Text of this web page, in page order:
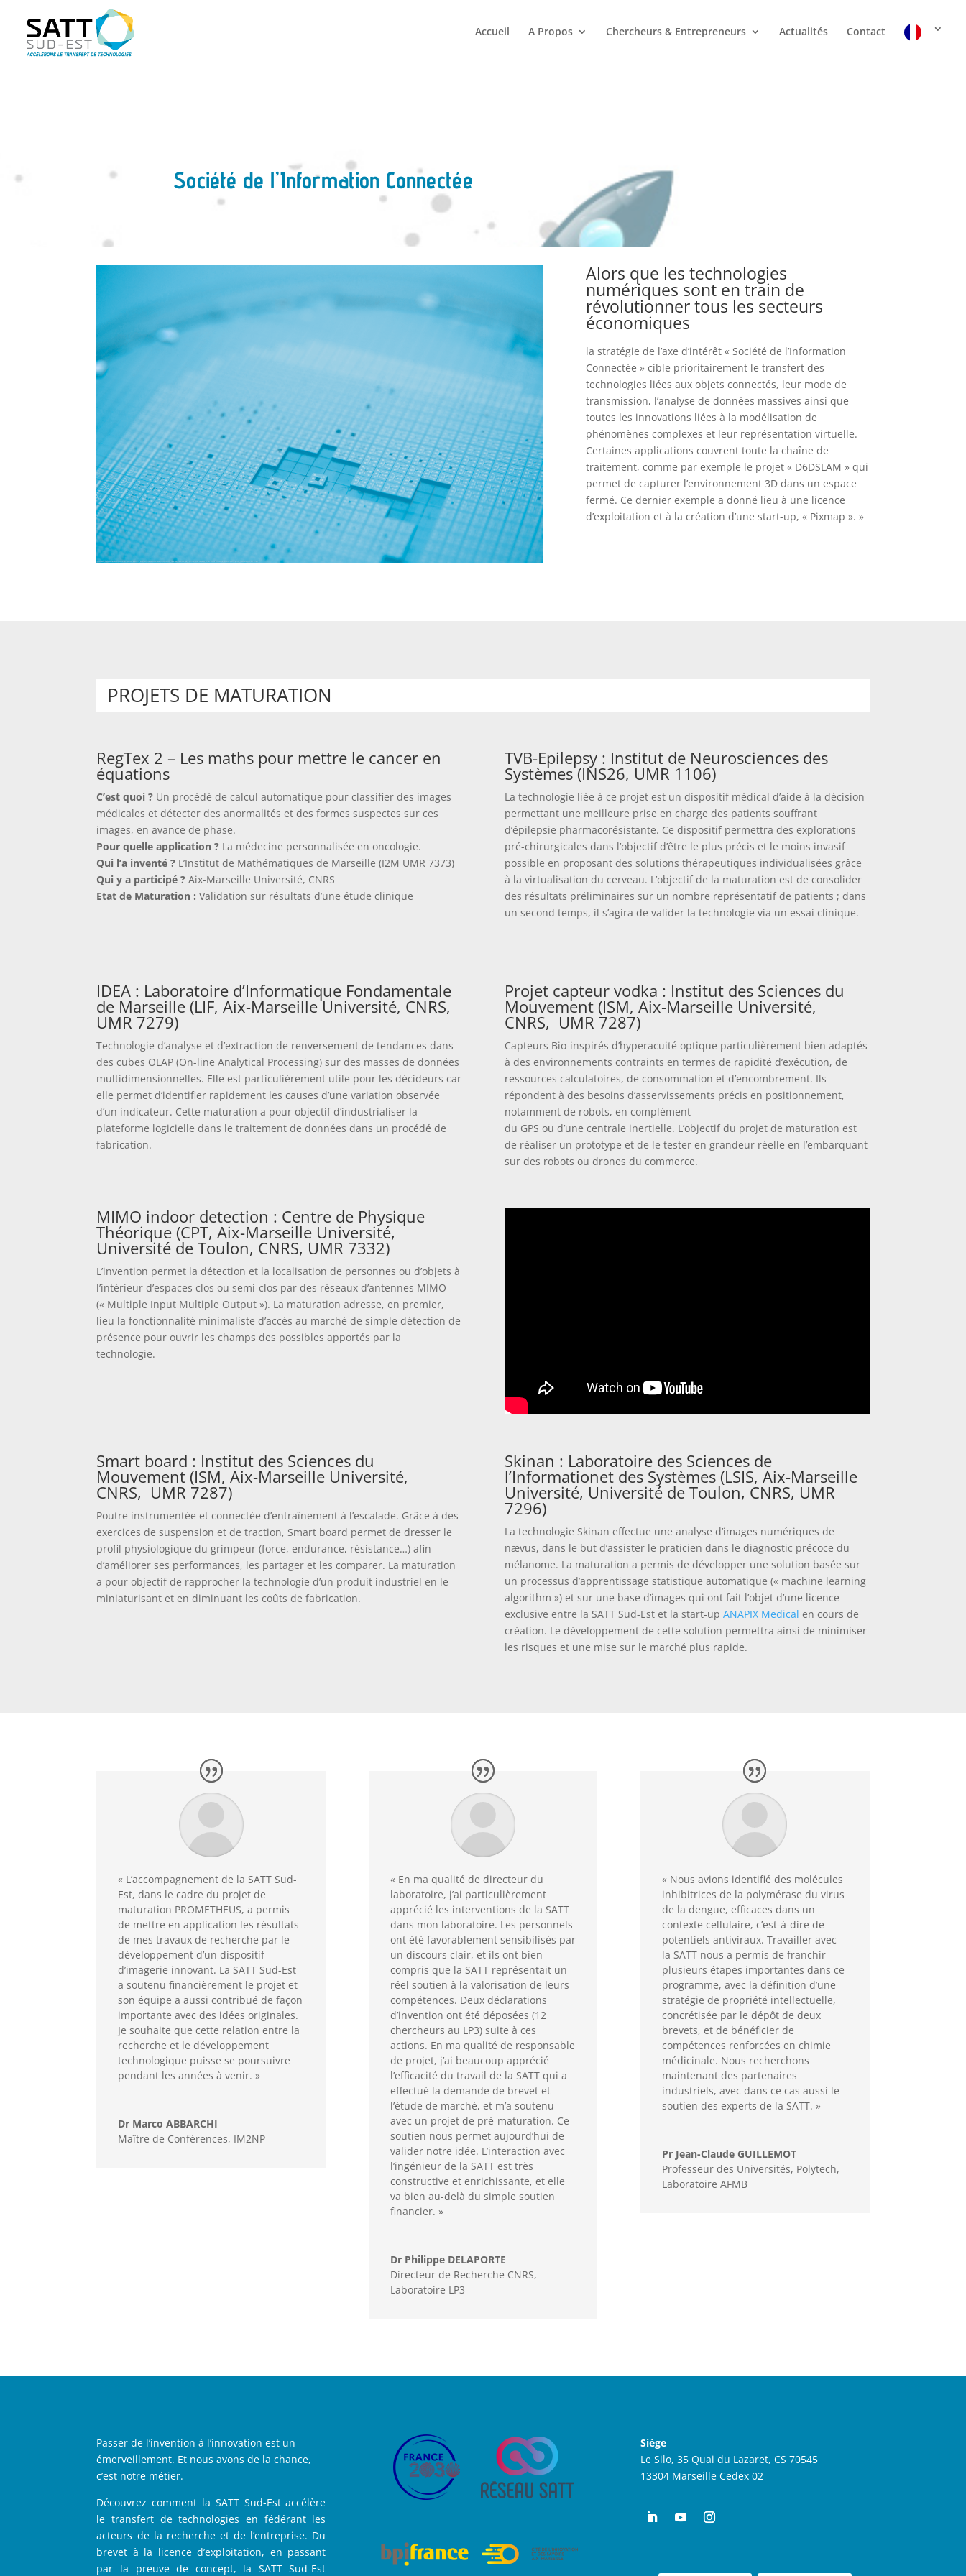
Accueil A Propos Chercheurs & Entrepreneurs Actualités Contact
Société de l’Information Connectée
Alors que les technologies
numériques sont en train de
révolutionner tous les secteurs
économiques
la stratégie de l’axe d’intérêt « Société de l’Information
Connectée » cible prioritairement le transfert des
technologies liées aux objets connectés, leur mode de
transmission, l’analyse de données massives ainsi que
toutes les innovations liées à la modélisation de
phénomènes complexes et leur représentation virtuelle.
Certaines applications couvrent toute la chaîne de
traitement, comme par exemple le projet « D6DSLAM » qui
permet de capturer l’environnement 3D dans un espace
fermé. Ce dernier exemple a donné lieu à une licence
d’exploitation et à la création d’une start-up, « Pixmap ». »
PROJETS DE MATURATION
RegTex 2 – Les maths pour mettre le cancer en
équations
C’est quoi ? Un procédé de calcul automatique pour classifier des images
médicales et détecter des anormalités et des formes suspectes sur ces
images, en avance de phase.
Pour quelle application ? La médecine personnalisée en oncologie.
Qui l’a inventé ? L’Institut de Mathématiques de Marseille (I2M UMR 7373)
Qui y a participé ? Aix-Marseille Université, CNRS
Etat de Maturation : Validation sur résultats d’une étude clinique
TVB-Epilepsy : Institut de Neurosciences des
Systèmes (INS26, UMR 1106)
La technologie liée à ce projet est un dispositif médical d’aide à la décision
permettant une meilleure prise en charge des patients souffrant
d’épilepsie pharmacorésistante. Ce dispositif permettra des explorations
pré-chirurgicales dans l’objectif d’être le plus précis et le moins invasif
possible en proposant des solutions thérapeutiques individualisées grâce
à la virtualisation du cerveau. L’objectif de la maturation est de consolider
des résultats préliminaires sur un nombre représentatif de patients ; dans
un second temps, il s’agira de valider la technologie via un essai clinique.
IDEA : Laboratoire d’Informatique Fondamentale
de Marseille (LIF, Aix-Marseille Université, CNRS,
UMR 7279)
Technologie d’analyse et d’extraction de renversement de tendances dans
des cubes OLAP (On-line Analytical Processing) sur des masses de données
multidimensionnelles. Elle est particulièrement utile pour les décideurs car
elle permet d’identifier rapidement les causes d’une variation observée
d’un indicateur. Cette maturation a pour objectif d’industrialiser la
plateforme logicielle dans le traitement de données dans un procédé de
fabrication.
Projet capteur vodka : Institut des Sciences du
Mouvement (ISM, Aix-Marseille Université,
CNRS, UMR 7287)
Capteurs Bio-inspirés d’hyperacuité optique particulièrement bien adaptés
à des environnements contraints en termes de rapidité d’exécution, de
ressources calculatoires, de consommation et d’encombrement. Ils
répondent à des besoins d’asservissements précis en positionnement,
notamment de robots, en complément
du GPS ou d’une centrale inertielle. L’objectif du projet de maturation est
de réaliser un prototype et de le tester en grandeur réelle en l’embarquant
sur des robots ou drones du commerce.
MIMO indoor detection : Centre de Physique
Théorique (CPT, Aix-Marseille Université,
Université de Toulon, CNRS, UMR 7332)
L’invention permet la détection et la localisation de personnes ou d’objets à
l’intérieur d’espaces clos ou semi-clos par des réseaux d’antennes MIMO
(« Multiple Input Multiple Output »). La maturation adresse, en premier,
lieu la fonctionnalité minimaliste d’accès au marché de simple détection de
présence pour ouvrir les champs des possibles apportés par la
technologie.
Smart board : Institut des Sciences du
Mouvement (ISM, Aix-Marseille Université,
CNRS, UMR 7287)
Poutre instrumentée et connectée d’entraînement à l’escalade. Grâce à des
exercices de suspension et de traction, Smart board permet de dresser le
profil physiologique du grimpeur (force, endurance, résistance…) afin
d’améliorer ses performances, les partager et les comparer. La maturation
a pour objectif de rapprocher la technologie d’un produit industriel en le
miniaturisant et en diminuant les coûts de fabrication.
Skinan : Laboratoire des Sciences de
l’Informationet des Systèmes (LSIS, Aix-Marseille
Université, Université de Toulon, CNRS, UMR
7296)
La technologie Skinan effectue une analyse d’images numériques de
nævus, dans le but d’assister le praticien dans le diagnostic précoce du
mélanome. La maturation a permis de développer une solution basée sur
un processus d’apprentissage statistique automatique (« machine learning
algorithm ») et sur une base d’images qui ont fait l’objet d’une licence
exclusive entre la SATT Sud-Est et la start-up ANAPIX Medical en cours de
création. Le développement de cette solution permettra ainsi de minimiser
les risques et une mise sur le marché plus rapide.
« L’accompagnement de la SATT Sud-
Est, dans le cadre du projet de
maturation PROMETHEUS, a permis
de mettre en application les résultats
de mes travaux de recherche par le
développement d’un dispositif
d’imagerie innovant. La SATT Sud-Est
a soutenu financièrement le projet et
son équipe a aussi contribué de façon
importante avec des idées originales.
Je souhaite que cette relation entre la
recherche et le développement
technologique puisse se poursuivre
pendant les années à venir. »
Dr Marco ABBARCHI
Maître de Conférences, IM2NP
« En ma qualité de directeur du
laboratoire, j’ai particulièrement
apprécié les interventions de la SATT
dans mon laboratoire. Les personnels
ont été favorablement sensibilisés par
un discours clair, et ils ont bien
compris que la SATT représentait un
réel soutien à la valorisation de leurs
compétences. Deux déclarations
d’invention ont été déposées (12
chercheurs au LP3) suite à ces
actions. En ma qualité de responsable
de projet, j’ai beaucoup apprécié
l’efficacité du travail de la SATT qui a
effectué la demande de brevet et
l’étude de marché, et m’a soutenu
avec un projet de pré-maturation. Ce
soutien nous permet aujourd’hui de
valider notre idée. L’interaction avec
l’ingénieur de la SATT est très
constructive et enrichissante, et elle
va bien au-delà du simple soutien
financier. »
Dr Philippe DELAPORTE
Directeur de Recherche CNRS,
Laboratoire LP3
« Nous avions identifié des molécules
inhibitrices de la polymérase du virus
de la dengue, efficaces dans un
contexte cellulaire, c’est-à-dire de
potentiels antiviraux. Travailler avec
la SATT nous a permis de franchir
plusieurs étapes importantes dans ce
programme, avec la définition d’une
stratégie de propriété intellectuelle,
concrétisée par le dépôt de deux
brevets, et de bénéficier de
compétences renforcées en chimie
médicinale. Nous recherchons
maintenant des partenaires
industriels, avec dans ce cas aussi le
soutien des experts de la SATT. »
Pr Jean-Claude GUILLEMOT
Professeur des Universités, Polytech,
Laboratoire AFMB
Passer de l’invention à l’innovation est un
émerveillement. Et nous avons de la chance,
c’est notre métier.
Découvrez comment la SATT Sud-Est accélère
le transfert de technologies en fédérant les
acteurs de la recherche et de l’entreprise. Du
brevet à la licence d’exploitation, en passant
par la preuve de concept, la SATT Sud-Est
Siège
Le Silo, 35 Quai du Lazaret, CS 70545
13304 Marseille Cedex 02